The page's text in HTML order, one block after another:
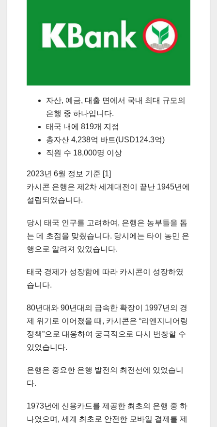
자산, 예금, 대출 면에서 국내 최대 규모의
은행 중 하나입니다.
태국 내에 819개 지점
총자산 4,238억 바트(USD124.3억)
직원 수 18,000명 이상
2023년 6월 정보 기준 [1]
카시콘 은행은 제2차 세계대전이 끝난 1945년에
설립되었습니다.
당시 태국 인구를 고려하여, 은행은 농부들을 돕
는 데 초점을 맞췄습니다. 당시에는 타이 농민 은
행으로 알려져 있었습니다.
태국 경제가 성장함에 따라 카시콘이 성장하였
습니다.
80년대와 90년대의 급속한 확장이 1997년의 경
제 위기로 이어졌을 때, 카시콘은 “리엔지니어링
정책”으로 대응하여 궁극적으로 다시 번창할 수
있었습니다.
은행은 중요한 은행 발전의 최전선에 있었습니
다.
1973년에 신용카드를 제공한 최초의 은행 중 하
나였으며, 세계 최초로 안전한 모바일 결제를 제